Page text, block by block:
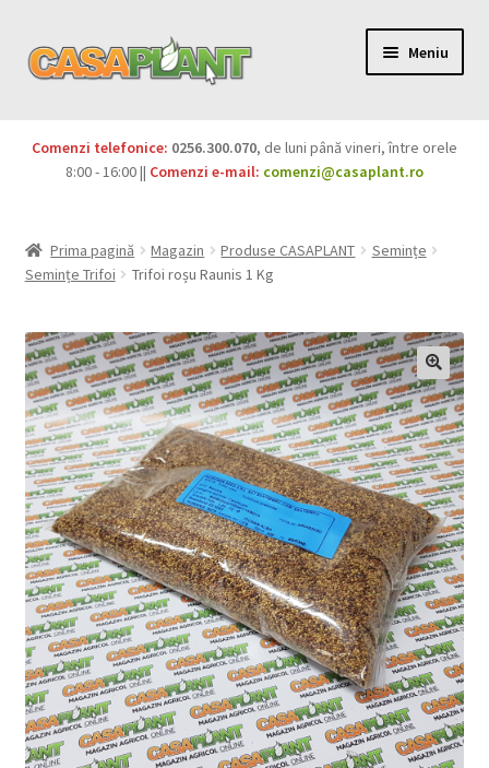
Meniu
Pesticide
copil
Produse BIO
Igienă publică
Casa și grădina
Extinde
meniul
copil
Sere și solarii
Extinde
meniul
copil
Comenzi telefonice: 0256.300.070, de luni până vineri, între orele
8:00 - 16:00 || Comenzi e-mail: comenzi@casaplant.ro
Prima pagină Magazin Produse CASAPLANT
Semințe
Semințe Trifoi
Trifoi roșu Raunis 1 Kg